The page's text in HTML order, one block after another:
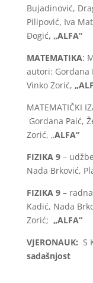
Bujadinović,
Pilipović, Iva
Đogić, „ALFA“
MATEMATIKA:
autori: Gordana
Vinko Zorić,
MATEMATIČKI
Gordana Paić,
Zorić, „ALFA“
FIZIKA 9–
Nada Brković,
FIZIKA 9 –radna
Kadić, Nada
Zorić; „ALFA“
VJERONAUK: S
sadašnjost